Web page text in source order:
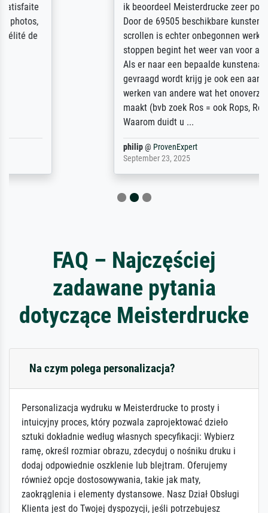
ik beoordeel Meisterdrucke zeer positief.
Door de 69505 beschikbare kunstenaars
scrollen is echter onbegonnen werk (na
stoppen begint het weer van voor af aan).
Als er naar een bepaalde kunstenaar
gevraagd wordt krijg je ook een aantal
werken van andere wat het onoverzichtelijk
maakt (bvb zoek Ros = ook Rops, Rose etc).
ProvenExpert
FAQ – Najczęściej
zadawane pytania
dotyczące Meisterdrucke
Na czym polega personalizacja?
Personalizacja wydruku w Meisterdrucke to prosty i
intuicyjny proces, który pozwala zaprojektować dzieło
sztuki dokładnie według własnych specyfikacji: Wybierz
ramę, określ rozmiar obrazu, zdecyduj o nośniku druku i
dodaj odpowiednie oszklenie lub blejtram. Oferujemy
również opcje dostosowywania, takie jak maty,
zaokrąglenia i elementy dystansowe. Nasz Dział Obsługi
Klienta jest do Twojej dyspozycji, jeśli potrzebujesz